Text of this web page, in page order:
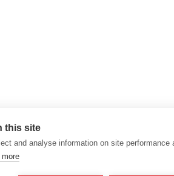
this site
and analyse information on site
more